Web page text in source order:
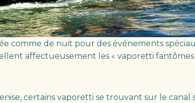
comme de nuit pour des événements
affectueusement les « vaporetti fantômes
certains vaporetti se trouvant sur le canal